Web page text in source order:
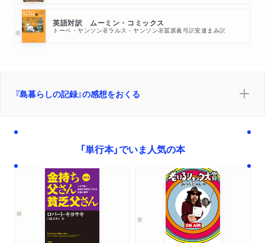
英語対訳 ムーミン・コミックス
トーベ・ヤンソン著ラルス・ヤンソン著冨原眞弓訳安達まみ訳
『島暮らしの記録』の感想をおくる
「単行本」でいま人気の本